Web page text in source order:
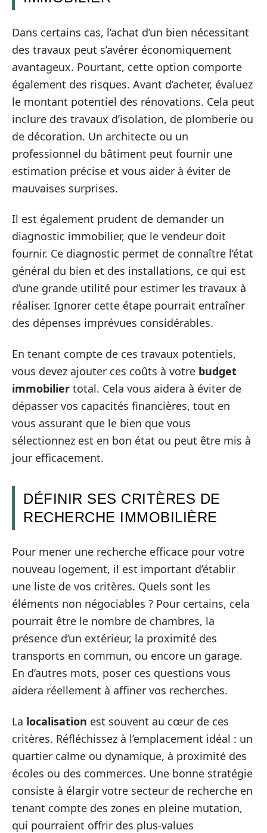
Dans certains cas, l’achat d’un bien nécessitant
des travaux peut s’avérer économiquement
avantageux. Pourtant, cette option comporte
également des risques. Avant d’acheter, évaluez
le montant potentiel des rénovations. Cela peut
inclure des travaux d’isolation, de plomberie ou
de décoration. Un architecte ou un
professionnel du bâtiment peut fournir une
estimation précise et vous aider à éviter de
mauvaises surprises.
Il est également prudent de demander un
diagnostic immobilier, que le vendeur doit
fournir. Ce diagnostic permet de connaître l’état
général du bien et des installations, ce qui est
d’une grande utilité pour estimer les travaux à
réaliser. Ignorer cette étape pourrait entraîner
des dépenses imprévues considérables.
En tenant compte de ces travaux potentiels,
vous devez ajouter ces coûts à votre budget
immobilier total. Cela vous aidera à éviter de
dépasser vos capacités financières, tout en
vous assurant que le bien que vous
sélectionnez est en bon état ou peut être mis à
jour efficacement.
DÉFINIR SES CRITÈRES DE
RECHERCHE IMMOBILIÈRE
Pour mener une recherche efficace pour votre
nouveau logement, il est important d’établir
une liste de vos critères. Quels sont les
éléments non négociables ? Pour certains, cela
pourrait être le nombre de chambres, la
présence d’un extérieur, la proximité des
transports en commun, ou encore un garage.
En d’autres mots, poser ces questions vous
aidera réellement à affiner vos recherches.
La localisation est souvent au cœur de ces
critères. Réfléchissez à l’emplacement idéal : un
quartier calme ou dynamique, à proximité des
écoles ou des commerces. Une bonne stratégie
consiste à élargir votre secteur de recherche en
tenant compte des zones en pleine mutation,
qui pourraient offrir des plus-values